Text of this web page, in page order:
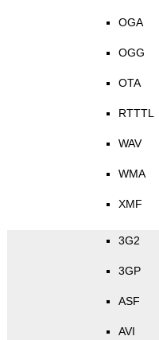
OGA
OGG
OTA
RTTTL
WAV
WMA
XMF
3G2
3GP
ASF
AVI